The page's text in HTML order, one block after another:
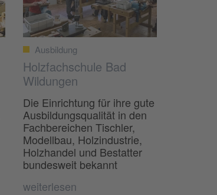
Ausbildung
Holzfachschule Bad
Wildungen
Die Einrichtung für ihre gute
Ausbildungsqualität in den
Fachbereichen Tischler,
Modellbau, Holzindustrie,
Holzhandel und Bestatter
bundesweit bekannt
weiterlesen